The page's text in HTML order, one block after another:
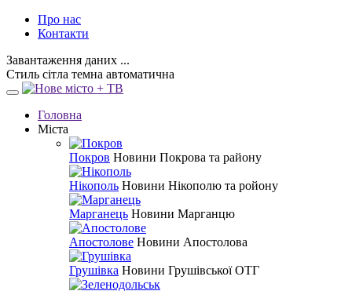
Про нас
Контакти
Завантаження даних ...
Стиль сітла темна автоматична
Головна
Міста
Покров Новини Покрова та району
Нікополь Новини Нікополю та ройону
Марганець Новини Марганцю
Апостолове Новини Апостолова
Грушівка Новини Грушівської ОТГ